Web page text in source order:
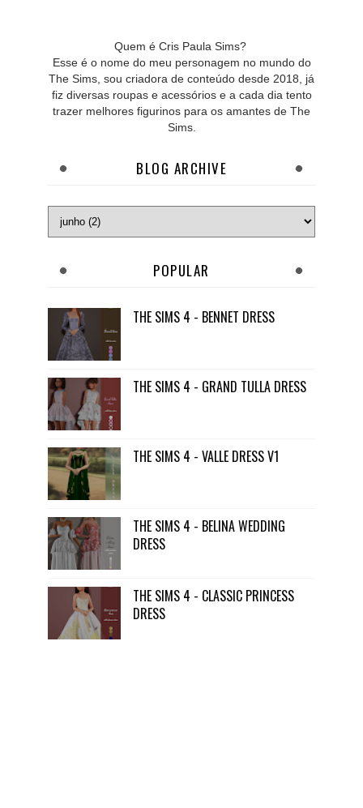
Quem é Cris Paula Sims?
Esse é o nome do meu personagem no mundo do
The Sims, sou criadora de conteúdo desde 2018, já
fiz diversas roupas e acessórios e a cada dia tento
trazer melhores figurinos para os amantes de The
Sims.
BLOG ARCHIVE
POPULAR
THE SIMS 4 - BENNET DRESS
THE SIMS 4 - GRAND TULLA DRESS
THE SIMS 4 - VALLE DRESS V1
THE SIMS 4 - BELINA WEDDING
DRESS
THE SIMS 4 - CLASSIC PRINCESS
DRESS